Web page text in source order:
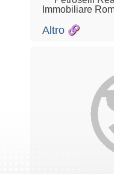
Immobiliare
Altro